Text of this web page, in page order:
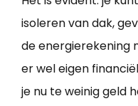
isoleren van dak,
de energierekening
er wel eigen
je nu te weinig geld